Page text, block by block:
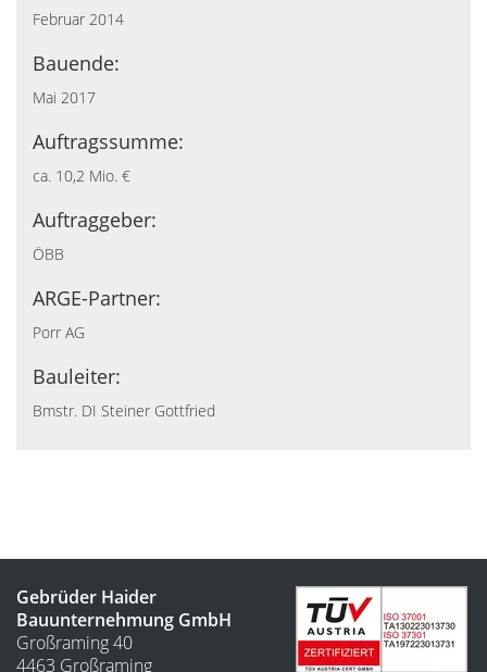
Februar 2014
Bauende:
Mai 2017
Auftragssumme:
ca. 10,2 Mio. €
Auftraggeber:
ÖBB
ARGE-Partner:
Porr AG
Bauleiter:
Bmstr. DI Steiner Gottfried
Gebrüder Haider
Bauunternehmung GmbH
Großraming 40
4463 Großraming